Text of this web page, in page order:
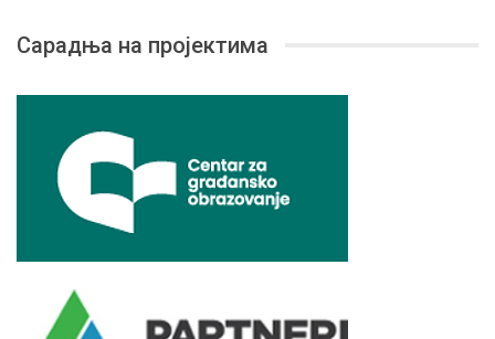
Сарадња на пројектима